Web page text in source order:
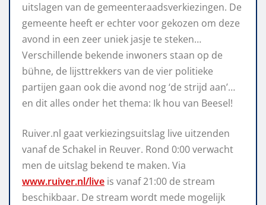
uitslagen van de gemeenteraadsverkiezingen. De
gemeente heeft er echter voor gekozen om deze
avond in een zeer uniek jasje te steken…
Verschillende bekende inwoners staan op de
bühne, de lijsttrekkers van de vier politieke
partijen gaan ook die avond nog ‘de strijd aan’…
en dit alles onder het thema: Ik hou van Beesel!
Ruiver.nl gaat verkiezingsuitslag live uitzenden
vanaf de Schakel in Reuver. Rond 0:00 verwacht
men de uitslag bekend te maken. Via
www.ruiver.nl/live is vanaf 21:00 de stream
beschikbaar. De stream wordt mede mogelijk